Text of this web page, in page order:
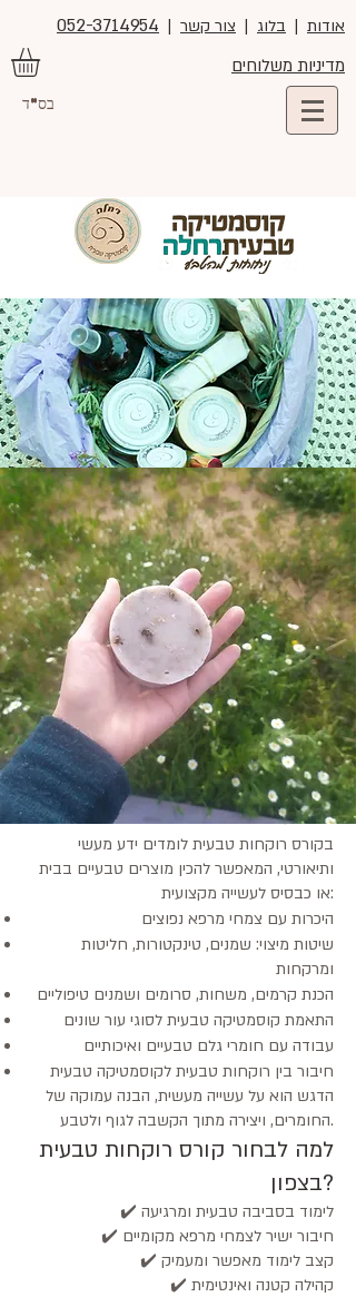
אודות | בלוג | צור קשר |
052-3714954
מדיניות משלוחים
בס"ד
קורס רוקחות טבעית בצפון –
חיבור בין ידע, טבע וריפוי
אם את מחפשת קורס רוקחות טבעית בצפון,
שמחבר בין צמחי מרפא, קוסמטיקה טבעית
ויצירה בעבודת יד – הגעת למקום הנכון.
רוקחות טבעית היא אומנות עתיקה, שמבוססת על
שימוש בצמחים, שמנים וחומרי גלם טבעיים
ליצירת מוצרים טיפוליים לגוף ולנפש.
בצפון הארץ, מוקף בטבע, הרים וצמחייה עשירה
– הלימוד מקבל עומק אחר, מחובר יותר, חי
ונושם.
מה לומדים בקורס רוקחות
טבעית?
בקורס רוקחות טבעית לומדים ידע מעשי
ותיאורטי, המאפשר להכין מוצרים טבעיים בבית
או כבסיס לעשייה מקצועית:
היכרות עם צמחי מרפא נפוצים
שיטות מיצוי: שמנים, טינקטורות, חליטות
ומרקחות
הכנת קרמים, משחות, סרומים ושמנים טיפוליים
התאמת קוסמטיקה טבעית לסוגי עור שונים
עבודה עם חומרי גלם טבעיים ואיכותיים
חיבור בין רוקחות טבעית לקוסמטיקה טבעית
הדגש הוא על עשייה מעשית, הבנה עמוקה של
החומרים, ויצירה מתוך הקשבה לגוף ולטבע.
למה לבחור קורס רוקחות טבעית
בצפון?
✔️ לימוד בסביבה טבעית ומרגיעה
✔️ חיבור ישיר לצמחי מרפא מקומיים
✔️ קצב לימוד מאפשר ומעמיק
✔️ קהילה קטנה ואינטימית